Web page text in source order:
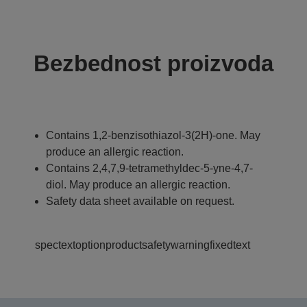
Bezbednost proizvoda
Contains 1,2-benzisothiazol-3(2H)-one. May
produce an allergic reaction.
Contains 2,4,7,9-tetramethyldec-5-yne-4,7-
diol. May produce an allergic reaction.
Safety data sheet available on request.
spectextoptionproductsafetywarningfixedtext